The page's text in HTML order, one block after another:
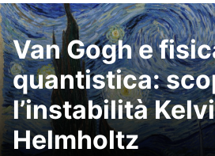
Van Gogh e
quantistica:
l’instabilità
Helmholtz